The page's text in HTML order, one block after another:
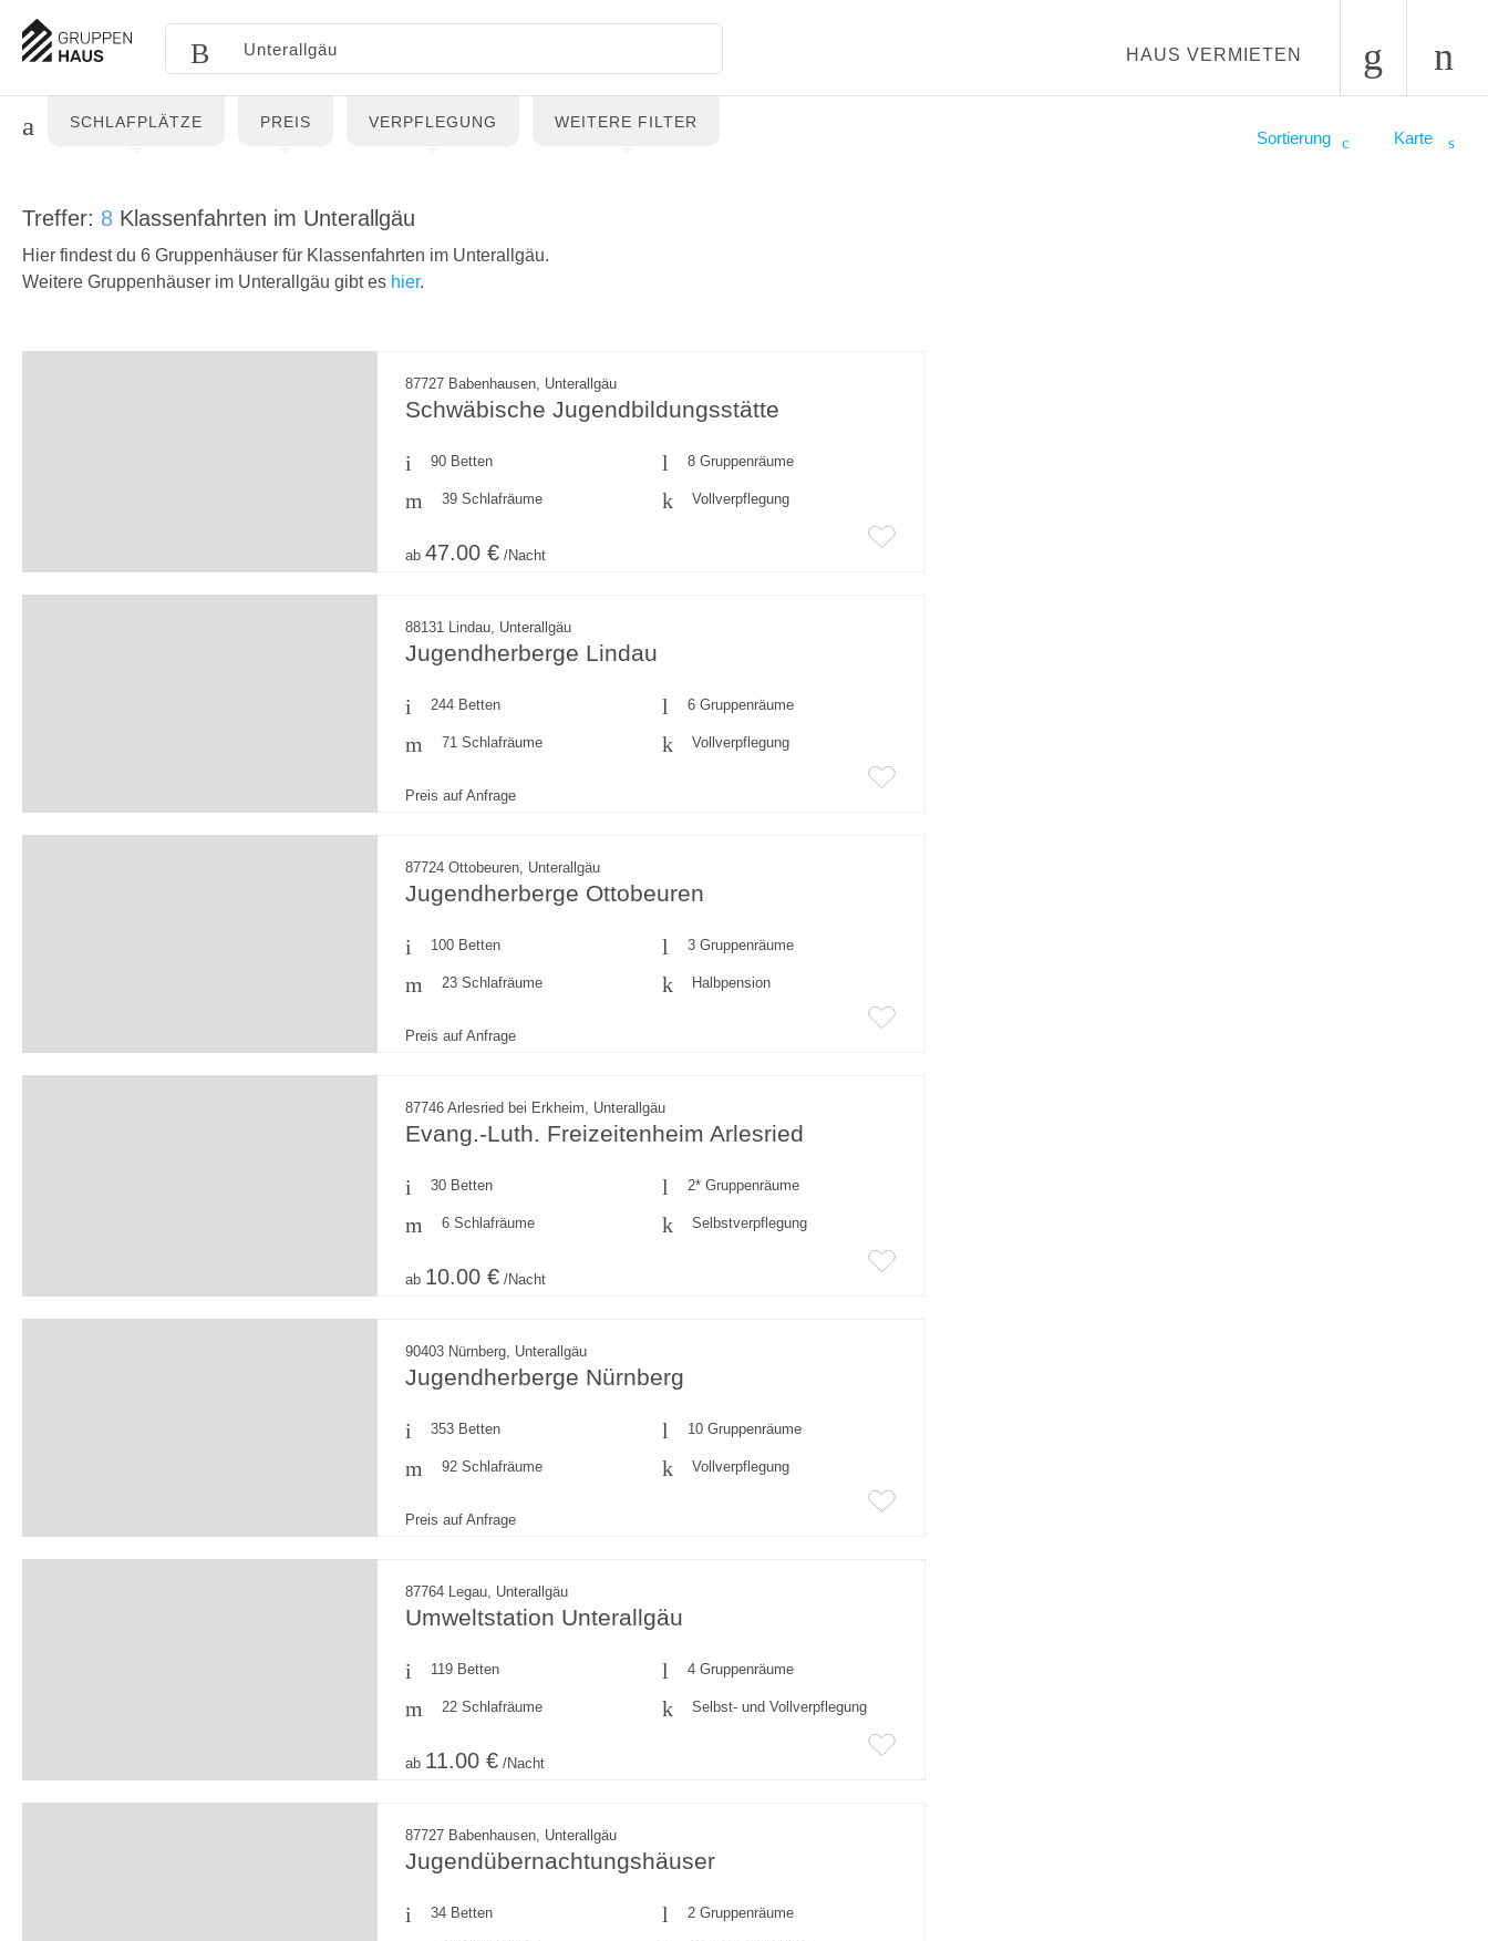
HAUS VERMIETEN
SCHLAFPLÄTZE PREIS VERPFLEGUNG WEITERE FILTER
Karte
Sortierung
Treffer: 8 Klassenfahrten im Unterallgäu
Hier findest du 6 Gruppenhäuser für Klassenfahrten im Unterallgäu.
Weitere Gruppenhäuser im Unterallgäu gibt es hier.
87727 Babenhausen, Unterallgäu
Schwäbische Jugendbildungsstätte
90 Betten 8 Gruppenräume
39 Schlafräume Vollverpflegung
ab 47.00 € /Nacht
88131 Lindau, Unterallgäu
Jugendherberge Lindau
244 Betten 6 Gruppenräume
71 Schlafräume Vollverpflegung
Preis auf Anfrage
87724 Ottobeuren, Unterallgäu
Jugendherberge Ottobeuren
100 Betten 3 Gruppenräume
23 Schlafräume Halbpension
Preis auf Anfrage
87746 Arlesried bei Erkheim, Unterallgäu
Evang.-Luth. Freizeitenheim Arlesried
30 Betten 2* Gruppenräume
6 Schlafräume Selbstverpflegung
ab 10.00 € /Nacht
90403 Nürnberg, Unterallgäu
Jugendherberge Nürnberg
353 Betten 10 Gruppenräume
92 Schlafräume Vollverpflegung
Preis auf Anfrage
87764 Legau, Unterallgäu
Umweltstation Unterallgäu
119 Betten 4 Gruppenräume
22 Schlafräume Selbst- und Vollverpflegung
ab 11.00 € /Nacht
87727 Babenhausen, Unterallgäu
Jugendübernachtungshäuser
34 Betten 2 Gruppenräume